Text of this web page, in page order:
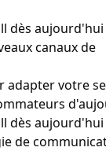
dès
canaux de
adapter votre
dès
de